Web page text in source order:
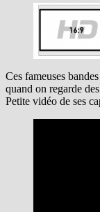
Ces fameuses
quand on regarde
Petite vidéo de ses